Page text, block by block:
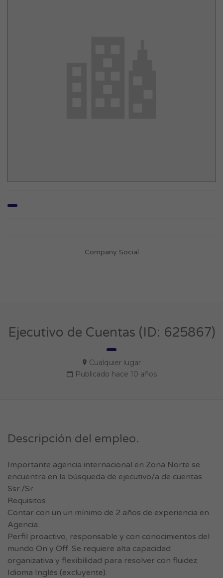
Company Social
Ejecutivo de Cuentas (ID: 625867)
Cualquier lugar
Publicado hace 10 años
Descripción del empleo.
Importante agencia internacional en Zona Norte se
encuentra en la búsqueda de ejecutivo/a de cuentas
Ssr./Sr
Requisitos
Contar con un un mínimo de 2 años de experiencia en
Agencia.
Perfil proactivo, responsable y con conocimientos del
mundo On y Off. Se requiere alta capacidad
organizativa y flexibilidad para resolver con fluidez.
Idioma Inglés (excluyente).